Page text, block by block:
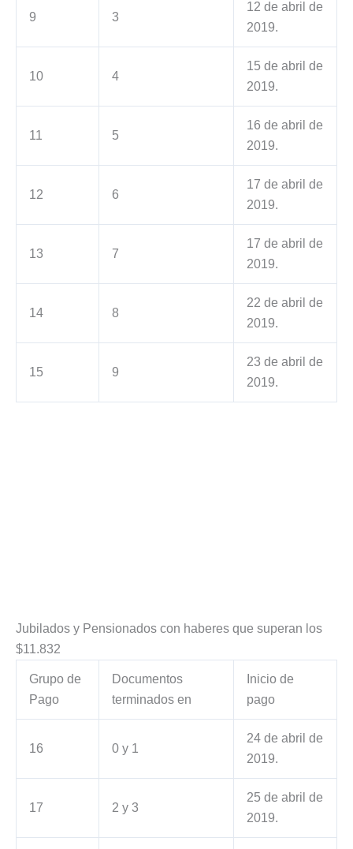
9 3
12 de abril de
2019.
10 4
15 de abril de
2019.
11 5
16 de abril de
2019.
12 6
17 de abril de
2019.
13 7
17 de abril de
2019.
14 8
22 de abril de
2019.
15 9
23 de abril de
2019.
Jubilados y Pensionados con haberes que superan los
$11.832
Grupo de
Pago
Documentos
terminados en
Inicio de
pago
16 0 y 1
24 de abril de
2019.
17 2 y 3
25 de abril de
2019.